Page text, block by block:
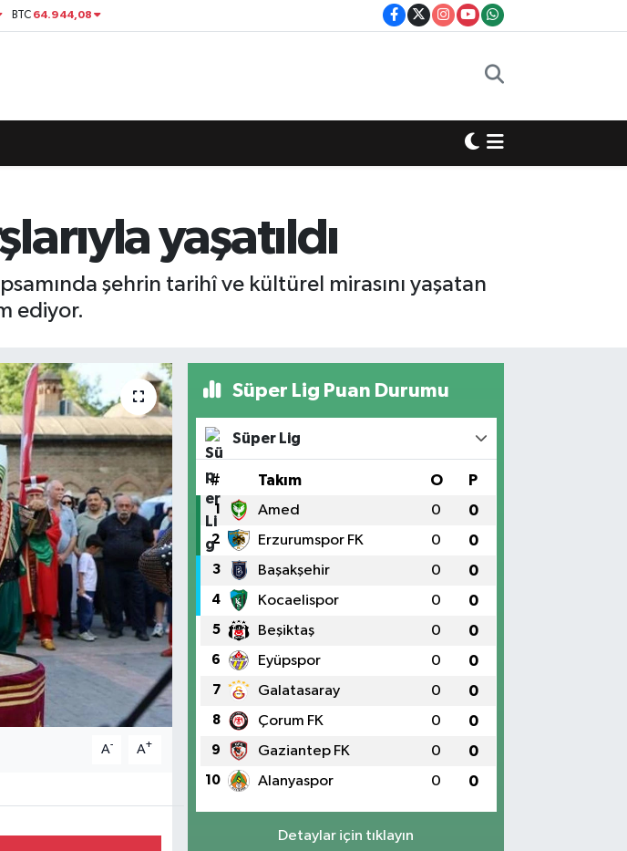
BTC 64.944,08
yaşatıldı
şehrin tarihî ve kültürel mirasını yaşatan
ediyor.
A- A+
Süper Lig Puan Durumu
Süper Lig
# Takım O P
1 Amed 0 0
2 Erzurumspor FK 0 0
3 Başakşehir 0 0
4 Kocaelispor 0 0
5 Beşiktaş 0 0
6 Eyüpspor 0 0
7 Galatasaray 0 0
8 Çorum FK 0 0
9 Gaziantep FK 0 0
10 Alanyaspor 0 0
Detaylar için tıklayın